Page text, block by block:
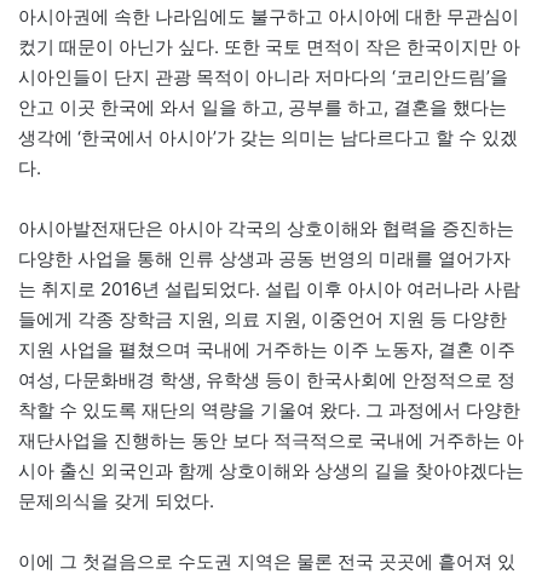
아시아권에 속한 나라임에도 불구하고 아시아에 대한 무관심이
컸기 때문이 아닌가 싶다. 또한 국토 면적이 작은 한국이지만 아
시아인들이 단지 관광 목적이 아니라 저마다의 ‘코리안드림’을
안고 이곳 한국에 와서 일을 하고, 공부를 하고, 결혼을 했다는
생각에 ‘한국에서 아시아’가 갖는 의미는 남다르다고 할 수 있겠
다.
아시아발전재단은 아시아 각국의 상호이해와 협력을 증진하는
다양한 사업을 통해 인류 상생과 공동 번영의 미래를 열어가자
는 취지로 2016년 설립되었다. 설립 이후 아시아 여러나라 사람
들에게 각종 장학금 지원, 의료 지원, 이중언어 지원 등 다양한
지원 사업을 펼쳤으며 국내에 거주하는 이주 노동자, 결혼 이주
여성, 다문화배경 학생, 유학생 등이 한국사회에 안정적으로 정
착할 수 있도록 재단의 역량을 기울여 왔다. 그 과정에서 다양한
재단사업을 진행하는 동안 보다 적극적으로 국내에 거주하는 아
시아 출신 외국인과 함께 상호이해와 상생의 길을 찾아야겠다는
문제의식을 갖게 되었다.
이에 그 첫걸음으로 수도권 지역은 물론 전국 곳곳에 흩어져 있